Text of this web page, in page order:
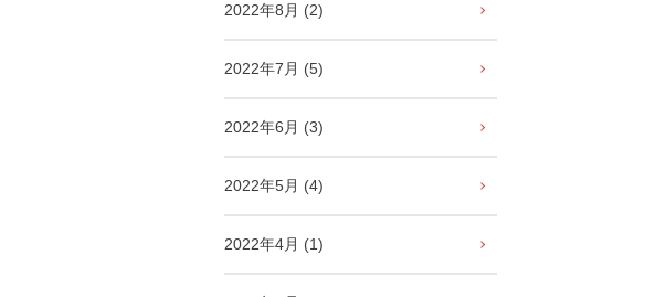
2022年8月 (2)
2022年7月 (5)
2022年6月 (3)
2022年5月 (4)
2022年4月 (1)